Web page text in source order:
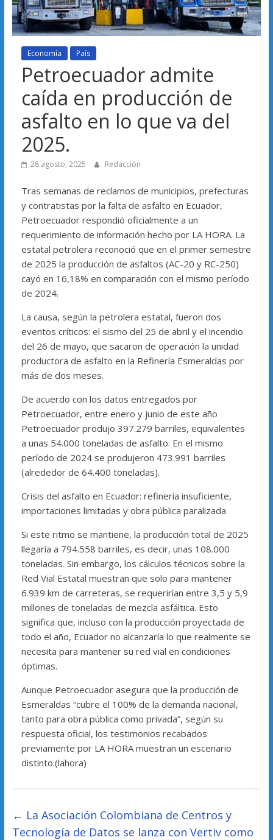
Economía País
Petroecuador admite
caída en producción de
asfalto en lo que va del
2025.
28 agosto, 2025 Redacción
Tras semanas de reclamos de municipios, prefecturas
y contratistas por la falta de asfalto en Ecuador,
Petroecuador respondió oficialmente a un
requerimiento de información hecho por LA HORA. La
estatal petrolera reconoció que en el primer semestre
de 2025 la producción de asfaltos (AC-20 y RC-250)
cayó en 16,18% en comparación con el mismo período
de 2024.
La causa, según la petrolera estatal, fueron dos
eventos críticos: el sismo del 25 de abril y el incendio
del 26 de mayo, que sacaron de operación la unidad
productora de asfalto en la Refinería Esmeraldas por
más de dos meses.
De acuerdo con los datos entregados por
Petroecuador, entre enero y junio de este año
Petroecuador produjo 397.279 barriles, equivalentes
a unas 54.000 toneladas de asfalto. En el mismo
período de 2024 se produjeron 473.991 barriles
(alrededor de 64.400 toneladas).
Crisis del asfalto en Ecuador: refinería insuficiente,
importaciones limitadas y obra pública paralizada
Si este ritmo se mantiene, la producción total de 2025
llegaría a 794.558 barriles, es decir, unas 108.000
toneladas. Sin embargo, los cálculos técnicos sobre la
Red Vial Estatal muestran que solo para mantener
6.939 km de carreteras, se requerirían entre 3,5 y 5,9
millones de toneladas de mezcla asfáltica. Esto
significa que, incluso con la producción proyectada de
todo el año, Ecuador no alcanzaría lo que realmente se
necesita para mantener su red vial en condiciones
óptimas.
Aunque Petroecuador asegura que la producción de
Esmeraldas “cubre el 100% de la demanda nacional,
tanto para obra pública como privada”, según su
respuesta oficial, los testimonios recabados
previamente por LA HORA muestran un escenario
distinto.(lahora)
← La Asociación Colombiana de Centros y
Tecnología de Datos se lanza con Vertiv como